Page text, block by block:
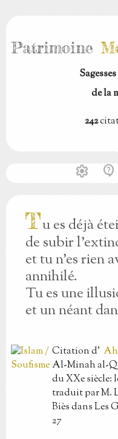
Patrimoine
de la
242
settings contact_support
Tu es déjà
de subir
et tu n'es rien
annihilé.
Tu es une
et un néant
Citationd'
Al-Minah al-
du XXe
traduit par M.
Biès dans Les
27